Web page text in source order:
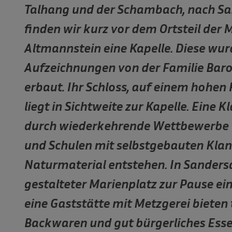
Talhang und der Schambach, nach
finden wir kurz vor dem Ortsteil der
Altmannstein eine Kapelle. Diese
Aufzeichnungen von der Familie
erbaut. Ihr Schloss, auf einem hohen
liegt in Sichtweite zur Kapelle. Eine
durch wiederkehrende
und Schulen mit selbstgebauten
Naturmaterial entstehen. In
gestalteter Marienplatz zur Pause
eine Gaststätte mit Metzgerei
Backwaren und gut bürgerliches